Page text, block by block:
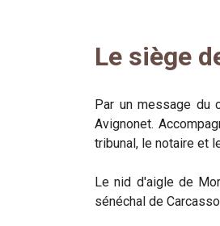
Le siège
Par un message du
Avignonet.
tribunal, le notaire et
Le nid d'aigle de
sénéchal de